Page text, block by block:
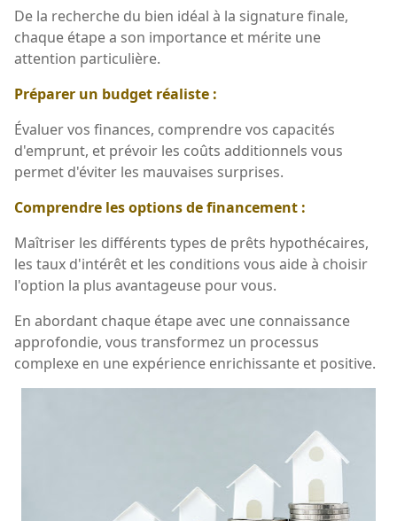
De la recherche du bien idéal à la signature finale,
chaque étape a son importance et mérite une
attention particulière.
Préparer un budget réaliste :
Évaluer vos finances, comprendre vos capacités
d'emprunt, et prévoir les coûts additionnels vous
permet d'éviter les mauvaises surprises.
Comprendre les options de financement :
Maîtriser les différents types de prêts hypothécaires,
les taux d'intérêt et les conditions vous aide à choisir
l'option la plus avantageuse pour vous.
En abordant chaque étape avec une connaissance
approfondie, vous transformez un processus
complexe en une expérience enrichissante et positive.